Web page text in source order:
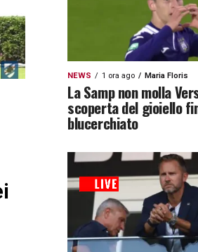
NEWS 1 ora ago Maria Floris
La Samp non molla
scoperta del gioiello
blucerchiato